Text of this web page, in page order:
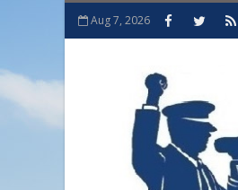
Aug 7, 2026